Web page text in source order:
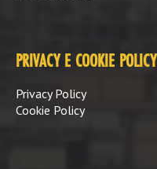
PRIVACY E COOKIE POLICY
Privacy Policy
Cookie Policy